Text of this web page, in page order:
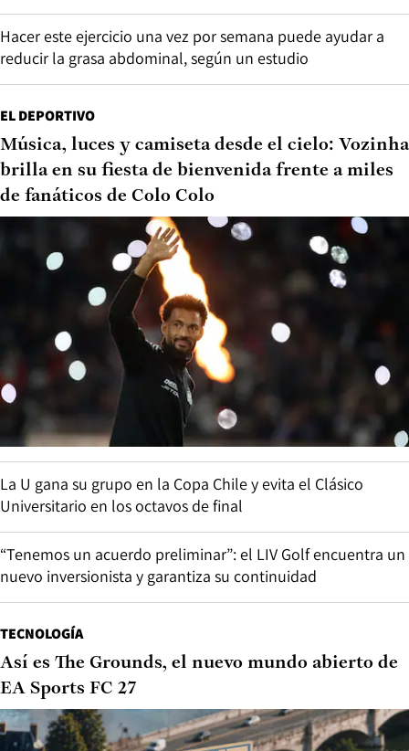
Hacer este ejercicio una vez por semana puede ayudar a
reducir la grasa abdominal, según un estudio
EL DEPORTIVO
Música, luces y camiseta desde el cielo: Vozinha
brilla en su fiesta de bienvenida frente a miles
de fanáticos de Colo Colo
La U gana su grupo en la Copa Chile y evita el Clásico
Universitario en los octavos de final
“Tenemos un acuerdo preliminar”: el LIV Golf encuentra un
nuevo inversionista y garantiza su continuidad
TECNOLOGÍA
Así es The Grounds, el nuevo mundo abierto de
EA Sports FC 27